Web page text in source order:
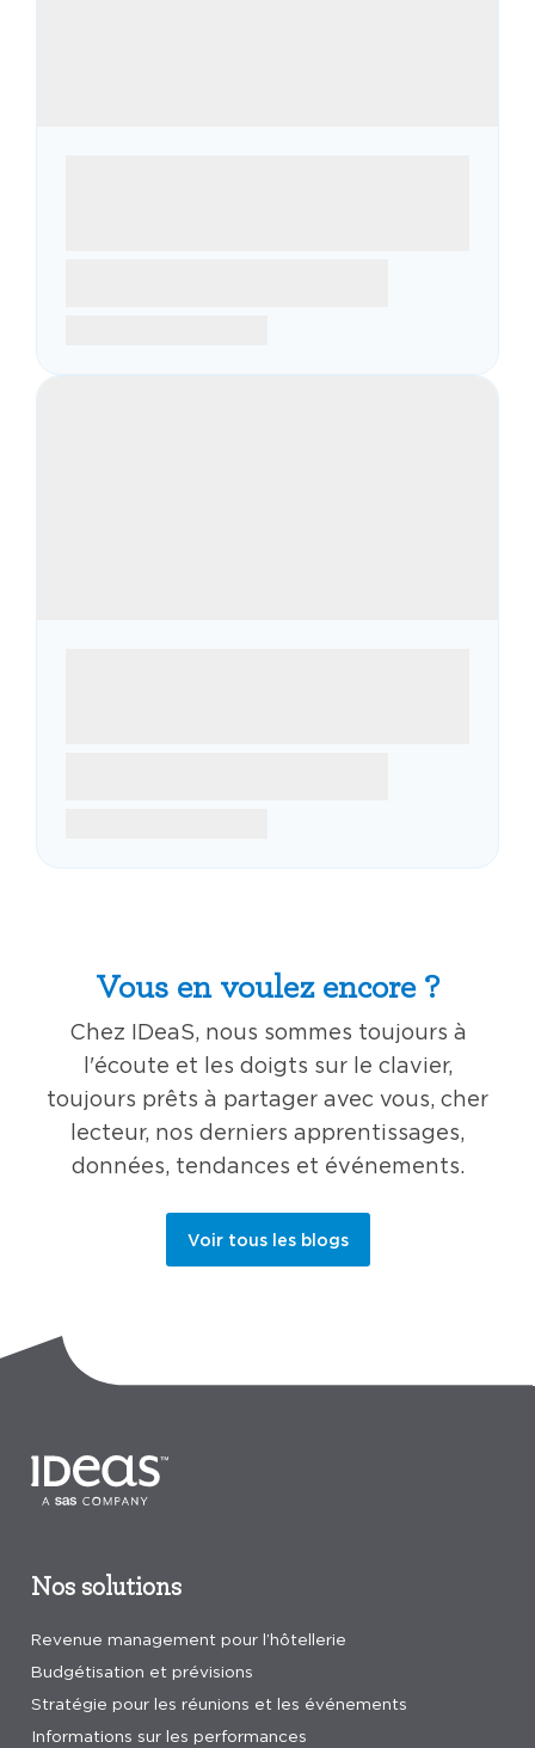
Vous en voulez encore ?
Chez IDeaS, nous sommes toujours à
l'écoute et les doigts sur le clavier,
toujours prêts à partager avec vous, cher
lecteur, nos derniers apprentissages,
données, tendances et événements.
Voir tous les blogs
Nos solutions
Revenue management pour l’hôtellerie
Budgétisation et prévisions
Stratégie pour les réunions et les événements
Informations sur les performances